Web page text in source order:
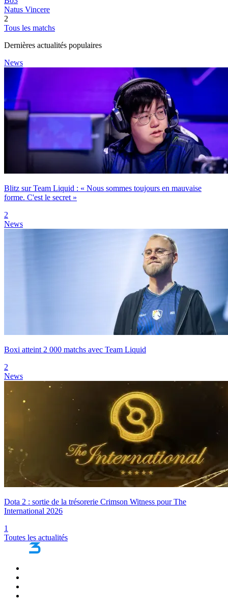
Natus Vincere
2
Tous les matchs
Dernières actualités populaires
News
Blitz sur Team Liquid : « Nous sommes toujours en mauvaise
forme. C'est le secret »
2
News
Boxi atteint 2 000 matchs avec Team Liquid
2
News
Dota 2 : sortie de la trésorerie Crimson Witness pour The
International 2026
1
Toutes les actualités